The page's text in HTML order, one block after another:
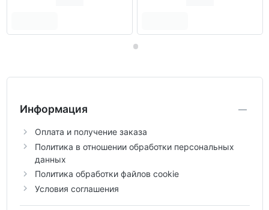
Информация
Оплата и получение заказа
Политика в отношении обработки персональных
данных
Политика обработки файлов cookie
Условия соглашения